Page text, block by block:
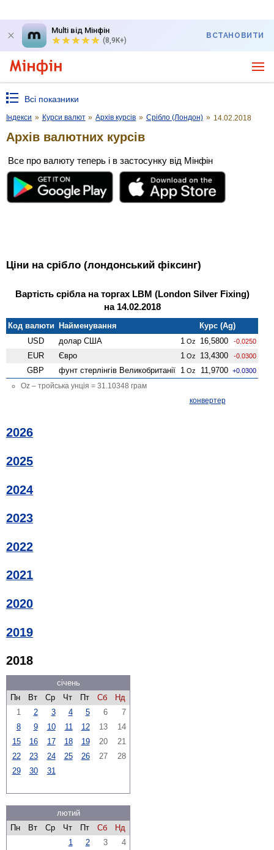
Multi від Мінфін
(8,9K+)
ВСТАНОВИТИ
Всі показники
Індекси » Курси валют » Архів курсів » Срібло (Лондон) » 14.02.2018
Архів валютних курсів
Все про валюту теперь і в застосунку від Мінфін
Ціни на срібло (лондонський фіксинг)
Вартість срібла на торгах LBM (London Silver Fixing)
на 14.02.2018
Код валюти Найменування
Курс (Ag)
USD
долар США 1 Oz 16,5800 -0.0250
EUR Євро 1 Oz 13,4300 -0.0300
GBP фунт стерлінгів Велико­британії 1 Oz 11,9700 +0.0300
Oz – тройська унція = 31.10348 грам
конвертер
2026
2025
2024
2023
2022
2021
2020
2019
2018
січень
Пн
Вт Ср Чт Пт Сб
Нд
1
2 3 4 5 6
7
8
9 10 11 12 13
14
15
16 17 18 19 20
21
22
23 24 25 26 27
28
29
30 31
лютий
Пн
Вт Ср Чт Пт Сб
Нд
1
2 3
4